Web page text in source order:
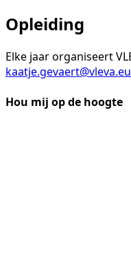
Opleiding
Elke jaar organiseert
kaatje.gevaert@vleva.eu
Hou mij op de hoogte